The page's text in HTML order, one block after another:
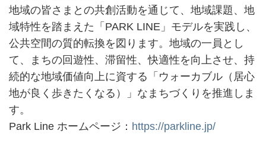
地域の皆さまとの共創活動を通じて、地域課題、地
域特性を踏まえた「PARK LINE」モデルを実践し、
公共空間の質的転換を図ります。地域の一員とし
て、まちの回遊性、滞留性、快適性を向上させ、持
続的な地域価値向上に資する「ウォーカブル（居心
地が良く歩きたくなる）」なまちづくりを推進しま
す。
Park Line ホームページ： https://parkline.jp/